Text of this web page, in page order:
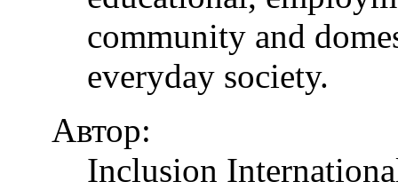
community and
everyday society.
Автор:
Inclusion